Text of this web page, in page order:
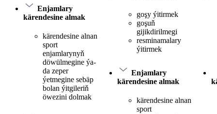
Enjamlary
kärendesine almak
kärendesine alnan
sport
enjamlarynyň
döwülmegine ýa-
da zeper
ýetmegine sebäp
bolan ýitgileriň
öwezini dolmak
goşy ýitirmek
goşuň
gijikdirilmegi
resminamalary
ýitirmek
Enjamlary
kärendesine almak
kärendesine alnan
sport